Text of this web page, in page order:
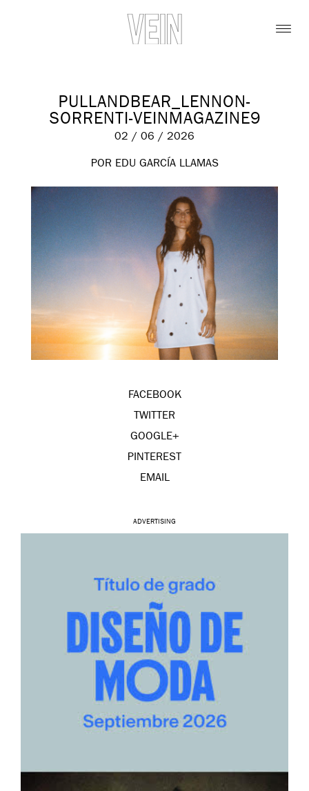
PULLANDBEAR_LENNON-
SORRENTI-VEINMAGAZINE9
02 / 06 / 2026
POR EDU GARCÍA LLAMAS
FACEBOOK
TWITTER
GOOGLE+
PINTEREST
EMAIL
ADVERTISING